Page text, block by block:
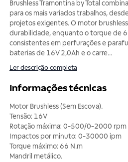
Brushless Tramontina by Total
para os mais variados trabalhos,
projetos exigentes. O motor
durabilidade, enquanto o torque de
consistentes em perfurações e
baterias de 16V 2,0Ah e o carre...
Ler descrição completa
Informações técnicas
Motor Brushless (Sem Escova).
Tensão: 16V
Rotação máxima: 0-500/0-2000 rpm
Impactos por minuto: 0-30000 ipm
Torque máximo: 66 N.m
Mandril metálico.